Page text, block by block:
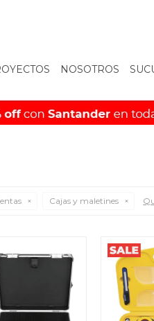
NOSOTROS
Cajas y maletines